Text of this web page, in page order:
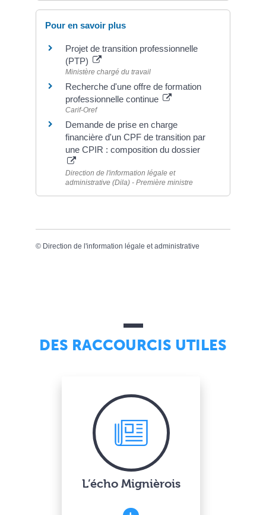
Pour en savoir plus
Projet de transition professionnelle
(PTP)
Ministère chargé du travail
Recherche d'une offre de formation
professionnelle continue
Carif-Oref
Demande de prise en charge
financière d'un CPF de transition par
une CPIR : composition du dossier
Direction de l'information légale et
administrative (Dila) - Première ministre
© Direction de l'information légale et administrative
DES RACCOURCIS UTILES
L’écho Mignièrois